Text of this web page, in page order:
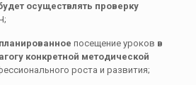
осуществлять проверку
посещение уроков в
конкретной методической
роста и развития;